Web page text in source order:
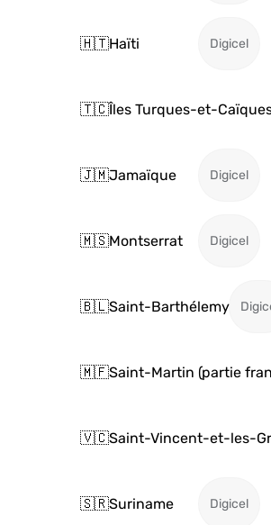
🇭🇹Haïti Digicel
🇹🇨Îles Turques-et-
🇯🇲Jamaïque Digicel
🇲🇸Montserrat Digicel
🇧🇱Saint-Barthélemy
🇲🇫Saint-Martin (partie
🇻🇨Saint-Vincent-et-les-
🇸🇷Suriname Digicel